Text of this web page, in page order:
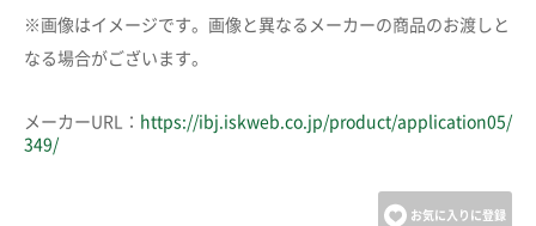
※画像はイメージです。画像と異なるメーカーの商品のお渡しと
なる場合がございます。
メーカーURL： https://ibj.iskweb.co.jp/product/application05/
349/
お気に入りに登録